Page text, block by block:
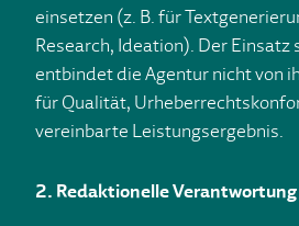
einsetzen (z. B. für
Research, Ideation). Der Einsatz
entbindet die Agentur nicht von
für Qualität,
vereinbarte Leistungsergebnis.
2. Redaktionelle Verantwortung